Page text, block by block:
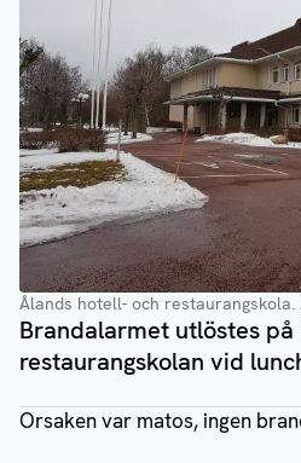
Ålands hotell- och restaurangskola.
Brandalarmet utlöstes på
restaurangskolan vid
Orsaken var matos, ingen